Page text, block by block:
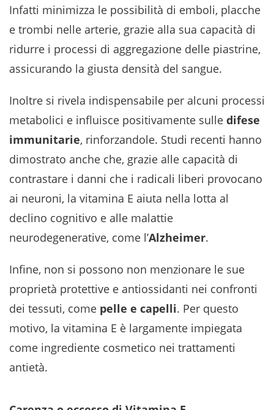
Infatti minimizza le possibilità di emboli, placche
e trombi nelle arterie, grazie alla sua capacità di
ridurre i processi di aggregazione delle piastrine,
assicurando la giusta densità del sangue.
Inoltre si rivela indispensabile per alcuni processi
metabolici e influisce positivamente sulle difese
immunitarie, rinforzandole. Studi recenti hanno
dimostrato anche che, grazie alle capacità di
contrastare i danni che i radicali liberi provocano
ai neuroni, la vitamina E aiuta nella lotta al
declino cognitivo e alle malattie
neurodegenerative, come l’Alzheimer.
Infine, non si possono non menzionare le sue
proprietà protettive e antiossidanti nei confronti
dei tessuti, come pelle e capelli. Per questo
motivo, la vitamina E è largamente impiegata
come ingrediente cosmetico nei trattamenti
antietà.